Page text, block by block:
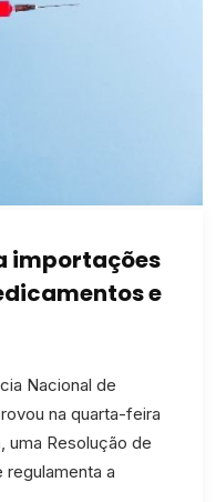
importações
e
Nacional de
na quarta-feira
uma Resolução de
regulamenta a